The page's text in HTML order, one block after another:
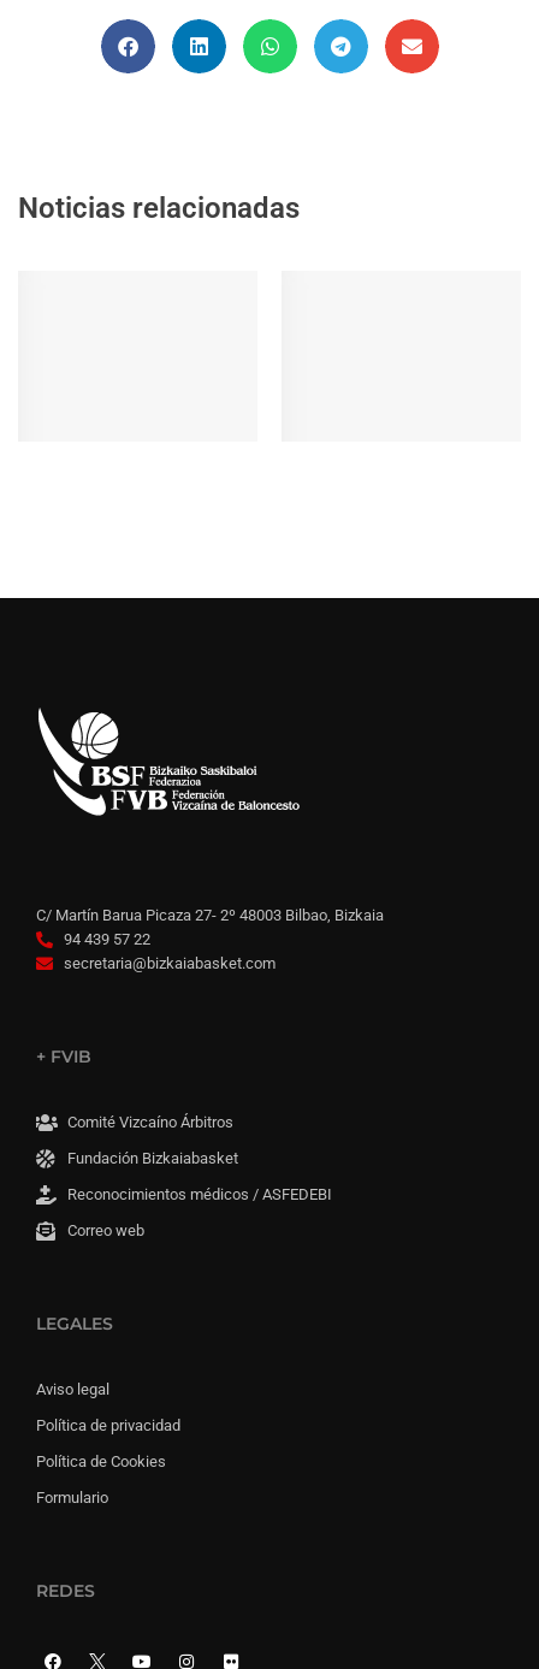
Noticias relacionadas
C/ Martín Barua Picaza 27- 2º 48003 Bilbao, Bizkaia
94 439 57 22
secretaria@bizkaiabasket.com
+ FVIB
Comité Vizcaíno Árbitros
Fundación Bizkaiabasket
Reconocimientos médicos / ASFEDEBI
Correo web
LEGALES
Aviso legal
Política de privacidad
Política de Cookies
Formulario
REDES